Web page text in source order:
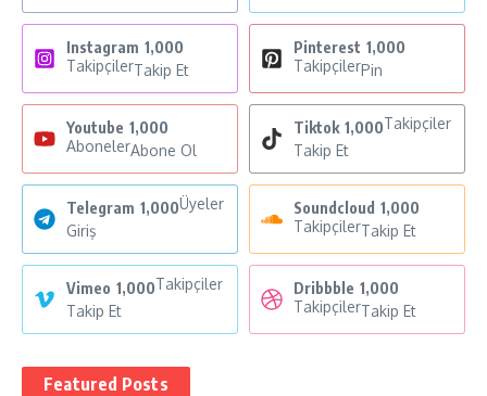
Instagram 1,000
TakipçilerTakip Et
Pinterest 1,000
TakipçilerPin
Youtube 1,000
AbonelerAbone Ol
Tiktok 1,000Takipçiler
Takip Et
Telegram 1,000Üyeler
Giriş
Soundcloud 1,000
TakipçilerTakip Et
Vimeo 1,000Takipçiler
Takip Et
Dribbble 1,000
TakipçilerTakip Et
Featured Posts